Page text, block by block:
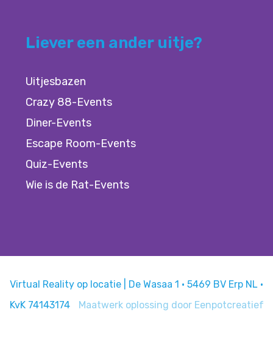
Liever een ander uitje?
Uitjesbazen
Crazy 88-Events
Diner-Events
Escape Room-Events
Quiz-Events
Wie is de Rat-Events
Virtual Reality op locatie | De Wasaa 1 · 5469 BV Erp NL ·
KvK 74143174
Maatwerk oplossing door Eenpotcreatief